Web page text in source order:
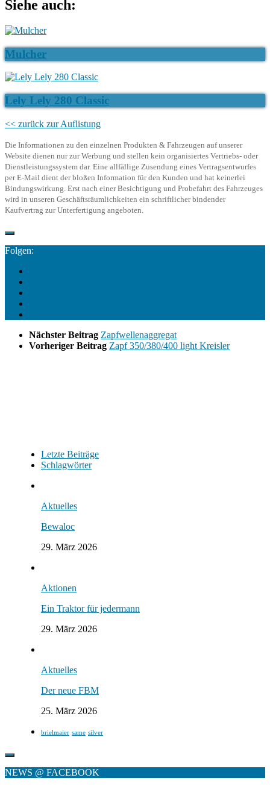
Siehe auch:
Mulcher
Lely Lely 280 Classic
<< zurück zur Auflistung
Die Informationen zu den einzelnen Produkten & Fahrzeugen auf unserer
Website dienen nur zur Werbung und stellen kein organisiertes Vertriebs- oder
Dienstleistungssystem dar. Eine allfällige Zusendung eines Vertragsentwurfes
per E-Mail dient der bloßen Information für den Kunden und hat keinerlei
Bindungswirkung. Erst nach einer Besichtigung und Probefahrt des Fahrzeuges
wird in unseren Geschäftsräumlichkeiten ein schriftlicher bindender
Kaufvertrag zur Unterfertigung angeboten.
Folgen:
Nächster Beitrag Zapfwellenaggregat
Vorheriger Beitrag Zapf 350/380/400 light Kreisler
Letzte Beiträge
Schlagwörter
Aktuelles
Bewaloc
29. März 2026
Aktionen
Ein Traktor für jedermann
29. März 2026
Aktuelles
Der neue FBM
25. März 2026
brielmaier same silver
NEWS @ FACEBOOK